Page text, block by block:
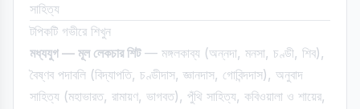
সাহিত্য
টপিকটি গভীরে শিখুন
মধ্যযুগ — মূল লেকচার শিট— মঙ্গলকাব্য (অন্নদা, মনসা, চণ্ডী, শিব),
বৈষ্ণব পদাবলি (বিদ্যাপতি, চণ্ডীদাস, জ্ঞানদাস, গোবিন্দদাস), অনুবাদ
সাহিত্য (মহাভারত, রামায়ণ, ভাগবত), পুঁথি সাহিত্য, কবিওয়ালা ও শায়ের,